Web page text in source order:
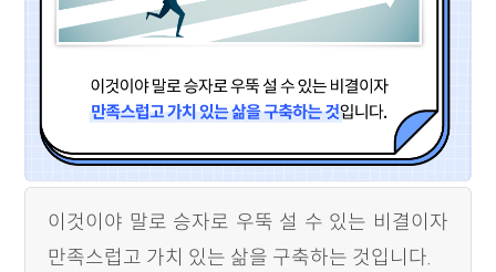
이것이야 말로 승자로 우뚝 설 수 있는 비결이자
만족스럽고 가치 있는 삶을 구축하는 것입니다.